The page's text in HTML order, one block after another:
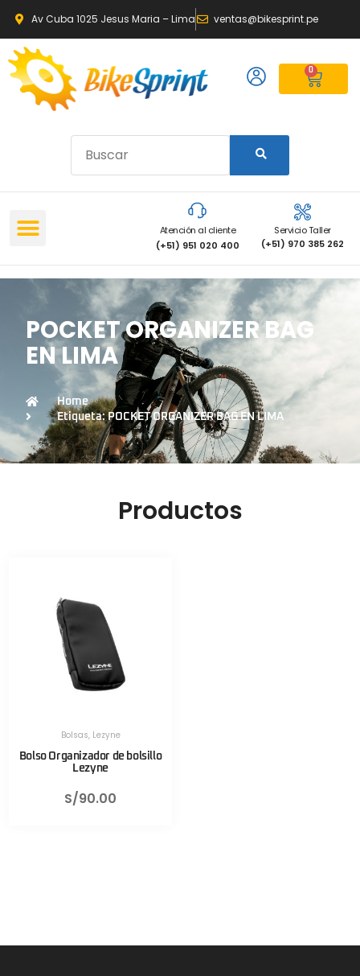
Av Cuba 1025 Jesus Maria – Lima ventas@bikesprint.pe
0
Atención al cliente
(+51) 951 020 400
Servicio Taller
(+51) 970 385 262
POCKET ORGANIZER BAG
EN LIMA
Home
Etiqueta: POCKET ORGANIZER BAG EN LIMA
Productos
Bolsas, Lezyne
Bolso Organizador de bolsillo
Lezyne
S/90.00